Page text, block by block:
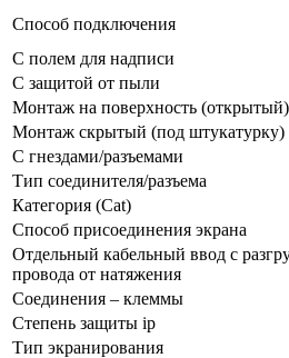
Способ подключения
С полем для надписи
С защитой от пыли
Монтаж на поверхность (открытый)
Монтаж скрытый (под штукатурку)
С гнездами/разъемами
Тип соединителя/разъема
Категория (Cat)
Способ присоединения экрана
Отдельный кабельный ввод с
провода от натяжения
Соединения – клеммы
Степень защиты ip
Тип экранирования